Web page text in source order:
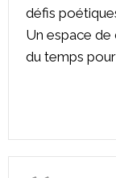
défis
Un espace de
du temps